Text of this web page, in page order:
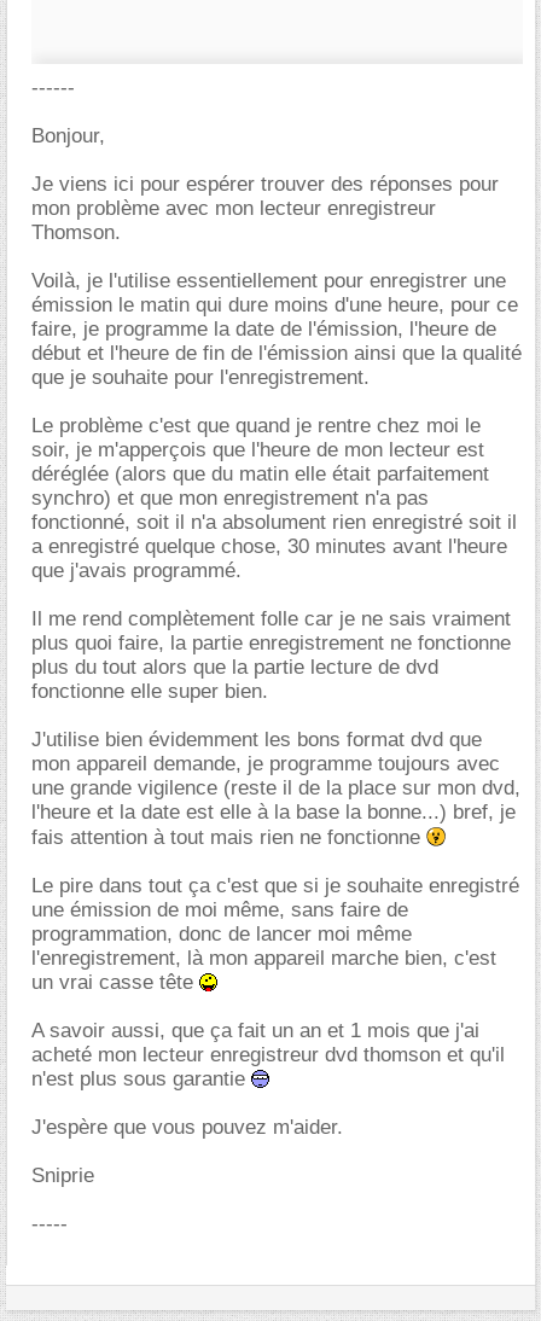
------
Bonjour,
Je viens ici pour espérer trouver des réponses pour
mon problème avec mon lecteur enregistreur
Thomson.
Voilà, je l'utilise essentiellement pour enregistrer une
émission le matin qui dure moins d'une heure, pour ce
faire, je programme la date de l'émission, l'heure de
début et l'heure de fin de l'émission ainsi que la qualité
que je souhaite pour l'enregistrement.
Le problème c'est que quand je rentre chez moi le
soir, je m'apperçois que l'heure de mon lecteur est
déréglée (alors que du matin elle était parfaitement
synchro) et que mon enregistrement n'a pas
fonctionné, soit il n'a absolument rien enregistré soit il
a enregistré quelque chose, 30 minutes avant l'heure
que j'avais programmé.
Il me rend complètement folle car je ne sais vraiment
plus quoi faire, la partie enregistrement ne fonctionne
plus du tout alors que la partie lecture de dvd
fonctionne elle super bien.
J'utilise bien évidemment les bons format dvd que
mon appareil demande, je programme toujours avec
une grande vigilence (reste il de la place sur mon dvd,
l'heure et la date est elle à la base la bonne...) bref, je
fais attention à tout mais rien ne fonctionne
Le pire dans tout ça c'est que si je souhaite enregistré
une émission de moi même, sans faire de
programmation, donc de lancer moi même
l'enregistrement, là mon appareil marche bien, c'est
un vrai casse tête
A savoir aussi, que ça fait un an et 1 mois que j'ai
acheté mon lecteur enregistreur dvd thomson et qu'il
n'est plus sous garantie
J'espère que vous pouvez m'aider.
Sniprie
-----